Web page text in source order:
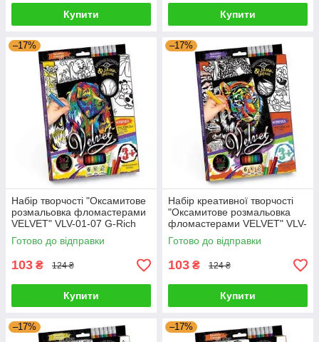
Купити Купити
–17%
Набір творчості "Оксамитове
розмальовка фломастерами
VELVET" VLV-01-07 G-Rich
Готово до відправки
103 ₴ 124 ₴
Купити
–17%
Набір креативної творчості
"Оксамитове розмальовка
фломастерами VELVET" VLV-
01-06 G-Rich
Готово до відправки
103 ₴ 124 ₴
Купити
–17% –17%